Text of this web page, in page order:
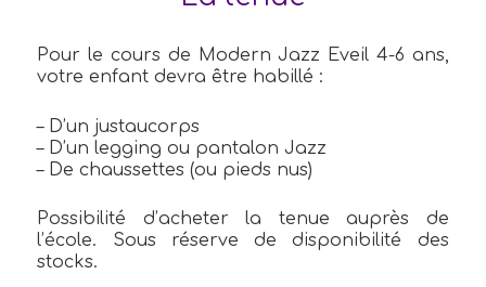
Pour le cours de Modern Jazz Eveil 4-6 ans,
votre enfant devra être habillé :
– D’un justaucorps
– D’un legging ou pantalon Jazz
– De chaussettes (ou pieds nus)
Possibilité d’acheter la tenue auprès de
l’école. Sous réserve de disponibilité des
stocks.